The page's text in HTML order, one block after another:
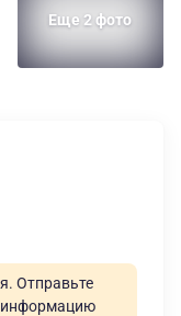
Еще 2 фото
Отправьте
информацию